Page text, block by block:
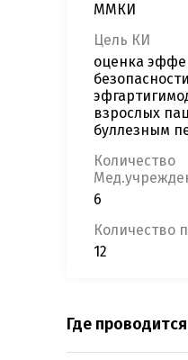
ММКИ
Цель КИ
оценка
безопасности
взрослых
буллезным
Количество
6
Количество
12
Где